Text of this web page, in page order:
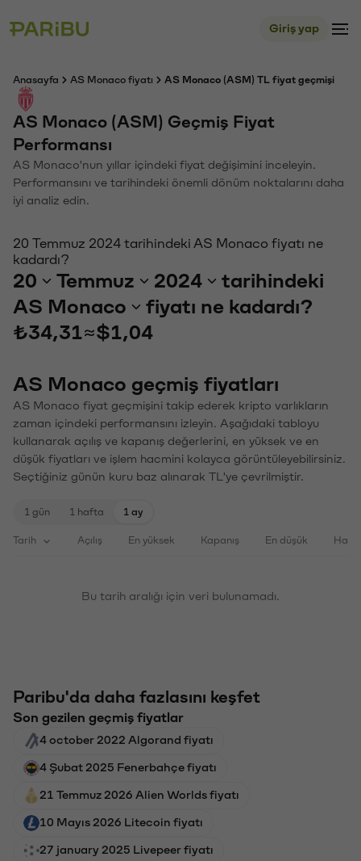
Giriş yap
Anasayfa AS Monaco fiyatı AS Monaco (ASM) TL fiyat geçmişi
AS Monaco (ASM) Geçmiş Fiyat
Performansı
AS Monaco'nun yıllar içindeki fiyat değişimini inceleyin.
Performansını ve tarihindeki önemli dönüm noktalarını daha
iyi analiz edin.
20 Temmuz 2024 tarihindeki AS Monaco fiyatı ne
kadardı?
20 Temmuz 2024
tarihindeki
AS Monaco
fiyatı ne kadardı?
₺34,31≈$1,04
AS Monaco geçmiş fiyatları
AS Monaco fiyat geçmişini takip ederek kripto varlıkların
zaman içindeki performansını izleyin. Aşağıdaki tabloyu
kullanarak açılış ve kapanış değerlerini, en yüksek ve en
düşük fiyatları ve işlem hacmini kolayca görüntüleyebilirsiniz.
Seçtiğiniz günün kuru baz alınarak TL'ye çevrilmiştir.
1 gün 1 hafta 1 ay
Tarih Açılış En yüksek Kapanış En düşük
Bu tarih aralığı için veri bulunamadı.
Paribu'da daha fazlasını keşfet
Son gezilen geçmiş fiyatlar
4 october 2022 Algorand fiyatı
4 Şubat 2025 Fenerbahçe fiyatı
21 Temmuz 2026 Alien Worlds fiyatı
10 Mayıs 2026 Litecoin fiyatı
27 january 2025 Livepeer fiyatı